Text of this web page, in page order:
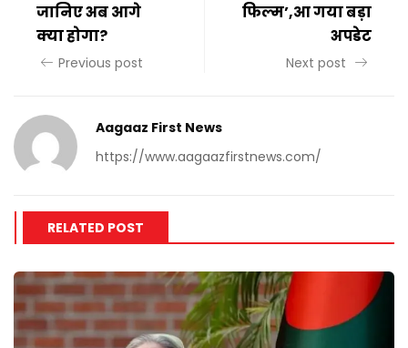
जानिए अब आगे
क्या होगा?
Previous post
फिल्म’,आ गया बड़ा
अपडेट
Next post
Aagaaz First News
https://www.aagaazfirstnews.com/
RELATED POST